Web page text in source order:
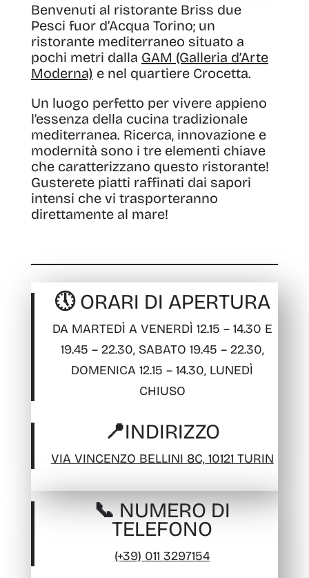
Benvenuti al ristorante Briss due
Pesci fuor d’Acqua Torino; un
ristorante mediterraneo situato a
pochi metri dalla GAM (Galleria d’Arte
Moderna) e nel quartiere Crocetta.
Un luogo perfetto per vivere appieno
l’essenza della cucina tradizionale
mediterranea. Ricerca, innovazione e
modernità sono i tre elementi chiave
che caratterizzano questo ristorante!
Gusterete piatti raffinati dai sapori
intensi che vi trasporteranno
direttamente al mare!
🕔 ORARI DI APERTURA
DA MARTEDÌ A VENERDÌ 12.15 – 14.30 E
19.45 – 22.30, SABATO 19.45 – 22.30,
DOMENICA 12.15 – 14.30, LUNEDÌ
CHIUSO
📍INDIRIZZO
VIA VINCENZO BELLINI 8C, 10121 TURIN
📞 NUMERO DI
TELEFONO
(+39) 011 3297154